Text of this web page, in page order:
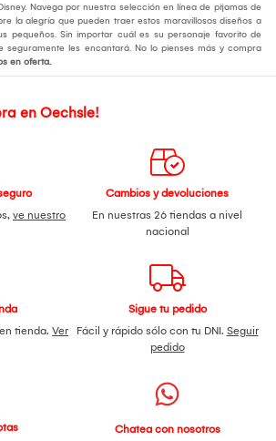
Navega por nuestra selección en línea de pijamas de
la alegría que pueden traer estos maravillosos diseños a
pequeños. Sin importar cuál es su personaje favorito de
seguramente les encantará. No lo pienses más y compra
en oferta.
en Oechsle!
ve nuestro
Cambios y devoluciones
En nuestras 26 tiendas a nivel
nacional
tienda. Ver
Sigue tu pedido
Fácil y rápido sólo con tu DNI. Seguir
pedido
Chatea con nosotros